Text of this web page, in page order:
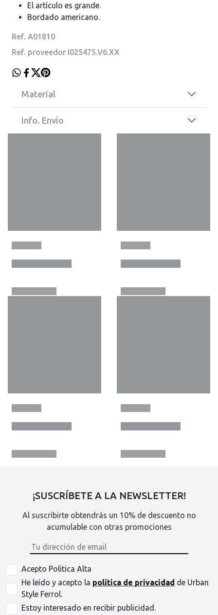
El artículo es grande.
Bordado americano.
Ref. A01810
Ref. proveedor I025475.V6.XX
Material
Info. Envío
¡SUSCRÍBETE A LA NEWSLETTER!
Al suscribirte obtendrás un 10% de descuento no
acumulable con otras promociones
Acepto Politica Alta
He leído y acepto la política de privacidad de Urban
Style Ferrol.
Estoy interesado en recibir publicidad.